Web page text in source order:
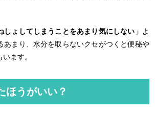
しょしてしまうことをあまり気にしない」 よ
あまり、水分を取らないクセがつくと便秘や
ます。
ほうがいい？